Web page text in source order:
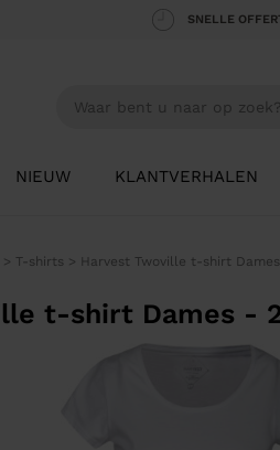
SNELLE
NIEUW KLANTVERHALEN
> T-shirts > Harvest Twoville t-shirt Dames
t-shirt Dames -